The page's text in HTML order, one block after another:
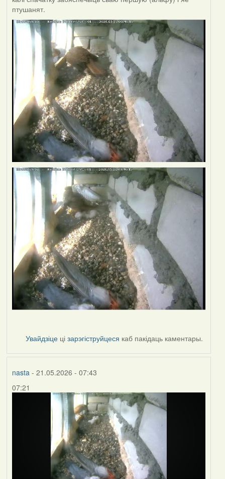
птушанят.
Увайдзіце цізарэгіструйцеся каб пакідаць каментары.
nasta- 21.05.2026 - 07:43
07:21